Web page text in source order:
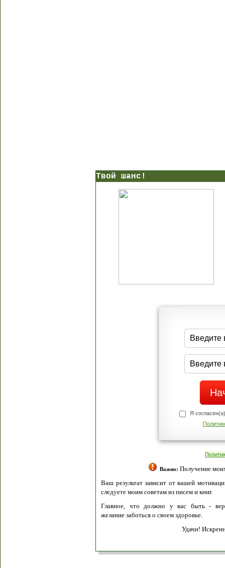
Твой шанс!
Я
Важно: Получение
Ваш результат зависит от вашей
следуете моим советам из писем и книг.
Главное, что должно у вас быть -
желание заботься о своем здоровье.
Удачи!